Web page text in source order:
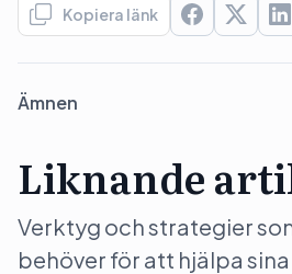
Kopiera länk
Ämnen
Liknande
Verktyg och strategier
behöver för att hjälpa